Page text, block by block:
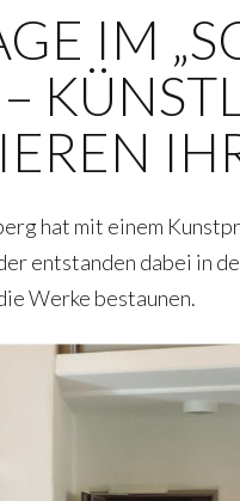
IM
hat mit einem
entstanden dabei in
Werke bestaunen.